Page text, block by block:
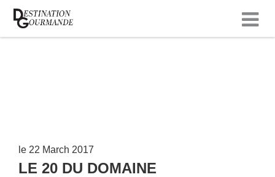
le 22 March 2017
LE 20 DU DOMAINE